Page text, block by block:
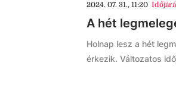
2024. 07. 31., 11:20
A hét
Holnap lesz a hét
érkezik. Változatos